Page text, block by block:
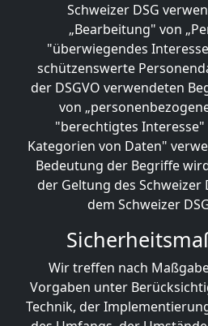
Schweizer DSG
„Bearbeitung" von
"überwiegendes
schützenswerte
der DSGVO verwendeten
von
"berechtigtes
Kategorien von Daten"
Bedeutung der Begriffe
der Geltung des Schweizer
dem Schweizer
Wir treffen nach
Vorgaben unter
Technik, der